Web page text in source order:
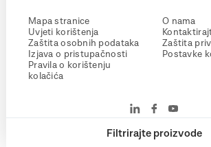
Filtrirajte proizvode
Mapa stranice
Uvjeti korištenja
Zaštita osobnih podataka
Izjava o pristupačnosti
Pravila o korištenju
kolačića
O nama
Zaštita
Postavke